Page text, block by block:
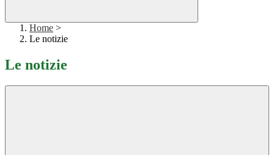
Home >
Le notizie
Le notizie